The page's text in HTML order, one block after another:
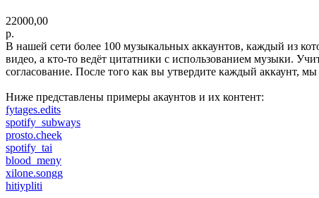
22000,00
р.
В нашей сети более 100 музыкальных аккаунтов, каждый из
видео, а кто-то ведёт цитатники с использованием музыки.
согласование. После того как вы утвердите каждый аккаунт,
Ниже представлены примеры акаунтов и их контент:
fytages.edits
spotify_subways
prosto.cheek
spotify_tai
blood_meny
xilone.songg
hitiypliti